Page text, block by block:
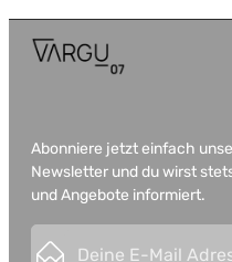
Abonniere jetzt einfach
Newsletter und du wirst
und Angebote informiert.